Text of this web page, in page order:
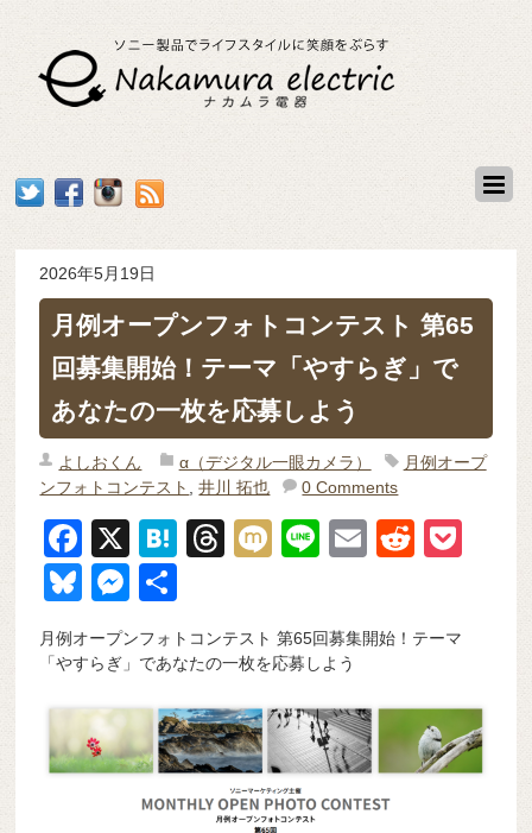
2026年5月19日
月例オープンフォトコンテスト 第65
回募集開始！テーマ「やすらぎ」で
あなたの一枚を応募しよう
よしおくん α（デジタル一眼カメラ）
月例オープ
ンフォトコンテスト
,井川 拓也 0 Comments
F
a
c
e
o
o
X
H
n
T
a
s
M
Li
E
R
di
Bl
e
y
M
ss
n
g
er
月例オープンフォトコンテスト 第65回募集開始！テーマ
「やすらぎ」であなたの一枚を応募しよう